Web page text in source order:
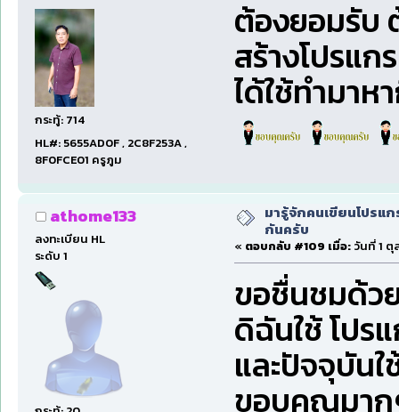
กระทู้: 714
HL#: 5655AD0F , 2C8F253A ,
8F0FCE01 ครูภูม
ต้องยอมรับ
สร้างโปรแก
ได้ใช้ทำมา
athome133
ลงทะเบียน HL
ระดับ 1
มารู้จักคนเขียนโปรแก
กันครับ
« ตอบกลับ #109 เมื่อ: วันที่ 1 ตุ
ขอชื่นชมด้ว
ดิฉันใช้ โปร
และปัจจุบันใ
ขอบคุณมาก